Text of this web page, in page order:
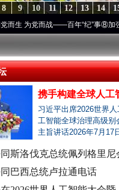
14
13
12
11
10
9
8
——百年“纪”事⑧加强纪律..·[视频]
携手构建全球人工
习近平出席2026世界
工智能全球治理高级别
主旨讲话2026年7月17
斯洛伐克总统佩列格里尼
巴西总统卢拉通电话